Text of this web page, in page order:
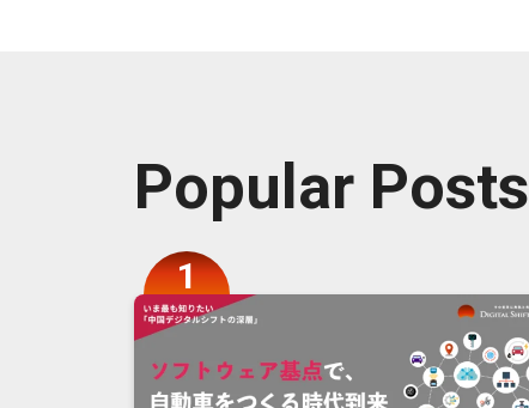
Popular Posts